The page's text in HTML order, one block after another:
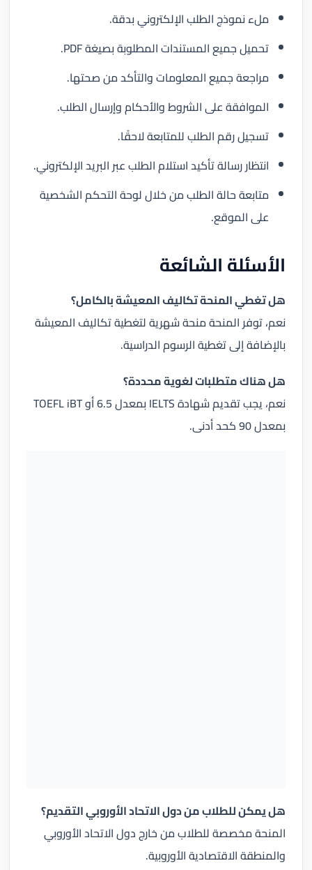
ملء نموذج الطلب الإلكتروني بدقة.
تحميل جميع المستندات المطلوبة بصيغة PDF.
مراجعة جميع المعلومات والتأكد من صحتها.
الموافقة على الشروط والأحكام وإرسال الطلب.
تسجيل رقم الطلب للمتابعة لاحقًا.
انتظار رسالة تأكيد استلام الطلب عبر البريد الإلكتروني.
متابعة حالة الطلب من خلال لوحة التحكم الشخصية
على الموقع.
الأسئلة الشائعة
هل تغطي المنحة تكاليف المعيشة بالكامل؟
نعم، توفر المنحة منحة شهرية لتغطية تكاليف المعيشة
بالإضافة إلى تغطية الرسوم الدراسية.
هل هناك متطلبات لغوية محددة؟
نعم، يجب تقديم شهادة IELTS بمعدل 6.5 أو TOEFL iBT
بمعدل 90 كحد أدنى.
هل يمكن للطلاب من دول الاتحاد الأوروبي التقديم؟
المنحة مخصصة للطلاب من خارج دول الاتحاد الأوروبي
والمنطقة الاقتصادية الأوروبية.